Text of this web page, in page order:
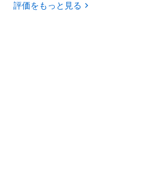
評価をもっと見る